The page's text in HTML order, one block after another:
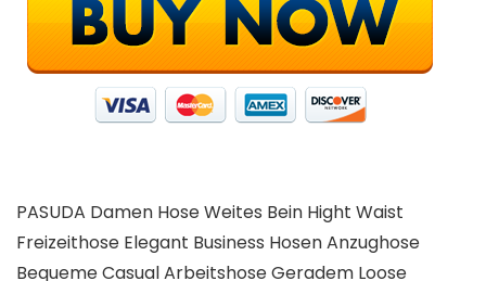
PASUDA Damen Hose Weites Bein Hight Waist
Freizeithose Elegant Business Hosen Anzughose
Bequeme Casual Arbeitshose Geradem Loose